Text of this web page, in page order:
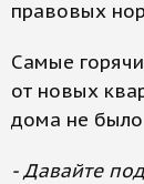
правовых
Самые
от новых
дома не было
- Давайте